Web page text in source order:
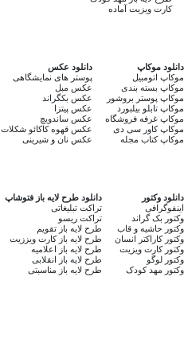
کارت ویزیت آماده
دانلود موکاپ
موکاپ اتومبیل
موکاپ بسته بندی
موکاپ پوستر بروشور
موکاپ تابلو بیلبورد
موکاپ غرفه فروشگاه
موکاپ کاور سی دی
موکاپ کتاب مجله
دانلود عکس
پوستر های نمایشگاهی
عکس مبل
عکس بکگراند
عکس پیتزا
عکس ساندویچ
عکس قهوه کاکائو شکلات
عکس نان و شیرینی
دانلود وکتور
اینفوگرافی
وکتور بک گراند
وکتور حاشیه و قاب
وکتور کاراکتر انسان
وکتور کارت ویزیت
وکتور لوگو
وکتور مهد کودک
دانلود طرح لایه باز فتوشاپ
تراکت تبلیغاتی
تراکت ریسو
طرح لایه باز تقویم
طرح لایه باز کارت ویززیت
طرح لایه باز اعلامیه
طرح لایه باز انقلابی
طرح لایه باز مناسبتی